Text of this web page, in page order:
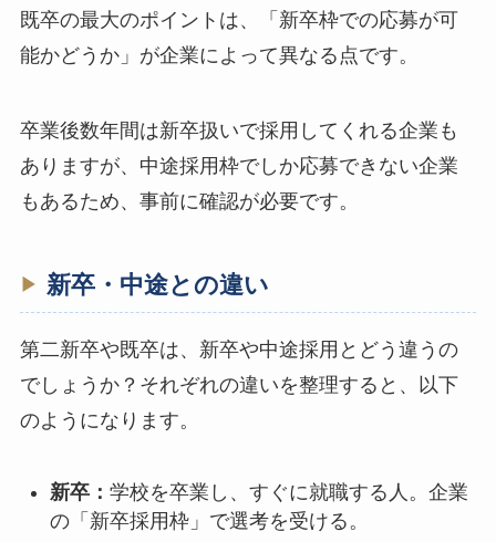
既卒の最大のポイントは、「新卒枠での応募が可
能かどうか」が企業によって異なる点です。
卒業後数年間は新卒扱いで採用してくれる企業も
ありますが、中途採用枠でしか応募できない企業
もあるため、事前に確認が必要です。
新卒・中途との違い
第二新卒や既卒は、新卒や中途採用とどう違うの
でしょうか？それぞれの違いを整理すると、以下
のようになります。
新卒： 学校を卒業し、すぐに就職する人。企業
の「新卒採用枠」で選考を受ける。